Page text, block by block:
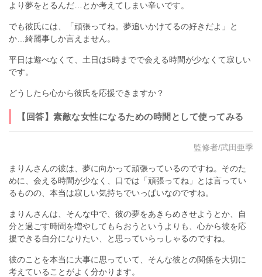
より夢をとるんだ…とか考えてしまい辛いです。
でも彼氏には、「頑張ってね。夢追いかけてるの好きだよ」と
か…綺麗事しか言えません。
平日は遊べなくて、土日は5時までで会える時間が少なくて寂しい
です。
どうしたら心から彼氏を応援できますか？
【回答】素敵な女性になるための時間として使ってみる
監修者/武田亜季
まりんさんの彼は、夢に向かって頑張っているのですね。そのた
めに、会える時間が少なく、口では「頑張ってね」とは言ってい
るものの、本当は寂しい気持ちでいっぱいなのですね。
まりんさんは、そんな中で、彼の夢をあきらめさせようとか、自
分と過ごす時間を増やしてもらおうというよりも、心から彼を応
援できる自分になりたい、と思っていらっしゃるのですね。
彼のことを本当に大事に思っていて、そんな彼との関係を大切に
考えていることがよく分かります。